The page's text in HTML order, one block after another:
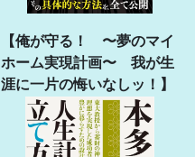
【俺が守る！ 〜夢のマイ
ホーム実現計画〜 我が生
涯に一片の悔いなしッ！】